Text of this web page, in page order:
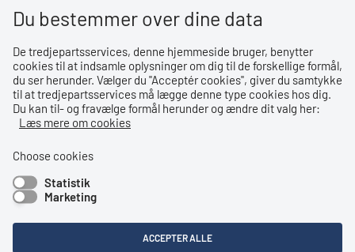
SWIFT: DABADKKK
Privatlivspolitik
Privatlivspolitik
Tilgængelighedserklæring
Bemærk!
Dette indhold kræver cookies for at blive vist korrekt.
Du bestemmer over dine data
De tredjepartsservices, denne hjemmeside bruger, benytter
cookies til at indsamle oplysninger om dig til de forskellige formål,
du ser herunder. Vælger du ''Acceptér cookies'', giver du samtykke
til at tredjepartsservices må lægge denne type cookies hos dig.
Du kan til- og fravælge formål herunder og ændre dit valg her:
Læs mere om cookies
Choose cookies
Statistik
Marketing
ACCEPTER ALLE